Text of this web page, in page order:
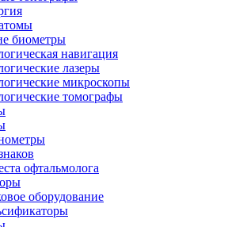
биометры
навигация
лазеры
микроскопы
томографы
офтальмолога
оборудование